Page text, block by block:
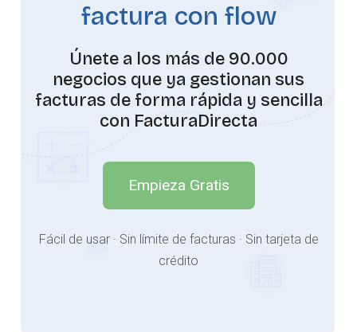
factura con flow
Únete a los más de 90.000
negocios que ya gestionan sus
facturas de forma rápida y sencilla
con FacturaDirecta
Empieza Gratis
Fácil de usar · Sin límite de facturas · Sin tarjeta de
crédito